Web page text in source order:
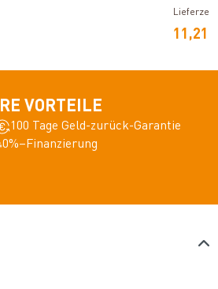
11,21
VORTEILE
100 Tage Geld-zurück-Garantie
0%–Finanzierung